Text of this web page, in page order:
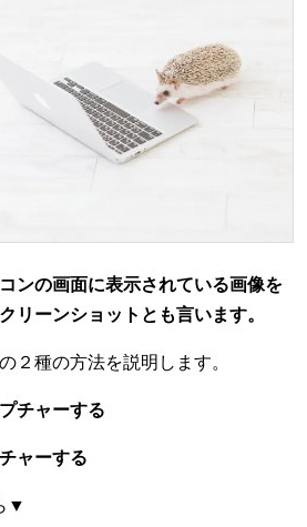
ンの画面に表示されている画像を
リーンショットとも言います。
２種の方法を説明します。
チャーする
ャーする
▼